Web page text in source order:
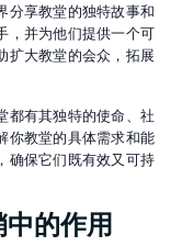
分享教堂的独特故事和
，并为他们提供一个可
扩大教堂的会众，拓展
都有其独特的使命、社
你教堂的具体需求和能
确保它们既有效又可持
的作用